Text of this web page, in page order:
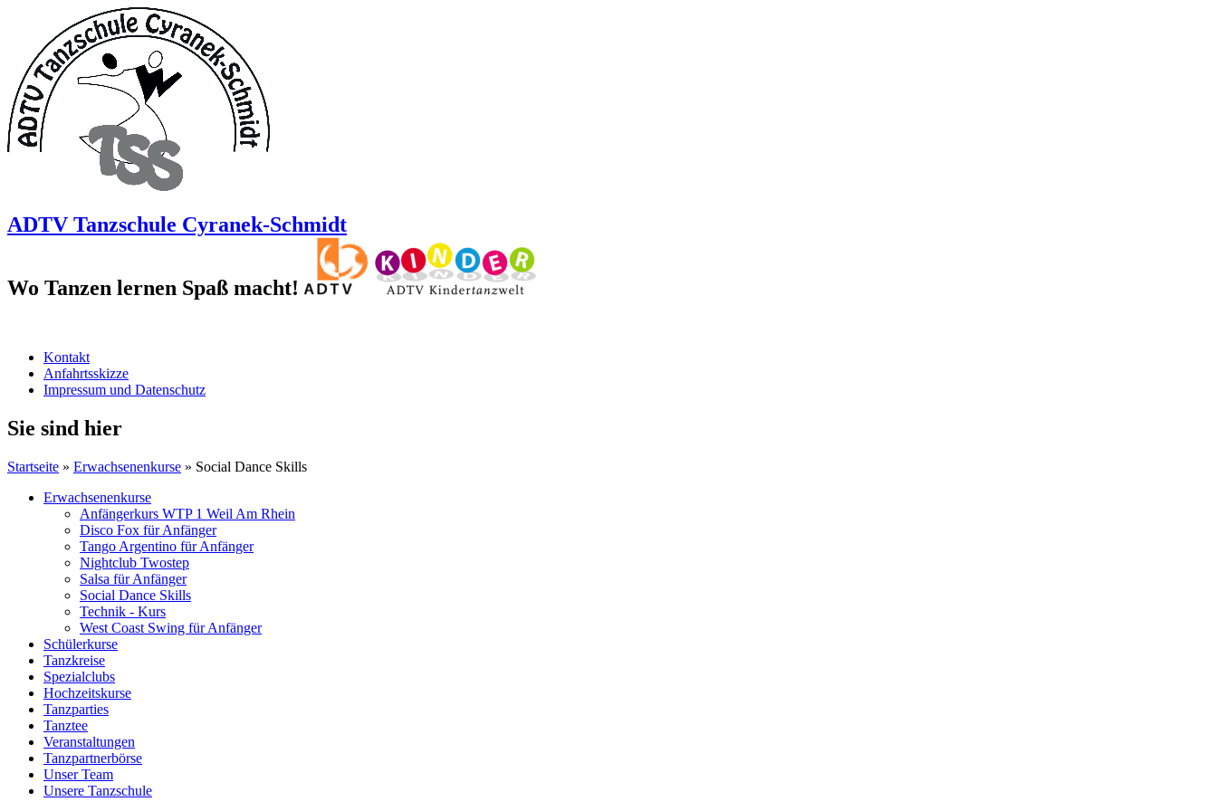
ADTV Tanzschule Cyranek-Schmidt
Wo Tanzen lernen Spaß macht!
Kontakt
Anfahrtsskizze
Impressum und Datenschutz
Sie sind hier
Startseite » Erwachsenenkurse » Social Dance Skills
Erwachsenenkurse
Anfängerkurs WTP 1 Weil Am Rhein
Disco Fox für Anfänger
Tango Argentino für Anfänger
Nightclub Twostep
Salsa für Anfänger
Social Dance Skills
Technik - Kurs
West Coast Swing für Anfänger
Schülerkurse
Tanzkreise
Spezialclubs
Hochzeitskurse
Tanzparties
Tanztee
Veranstaltungen
Tanzpartnerbörse
Unser Team
Unsere Tanzschule